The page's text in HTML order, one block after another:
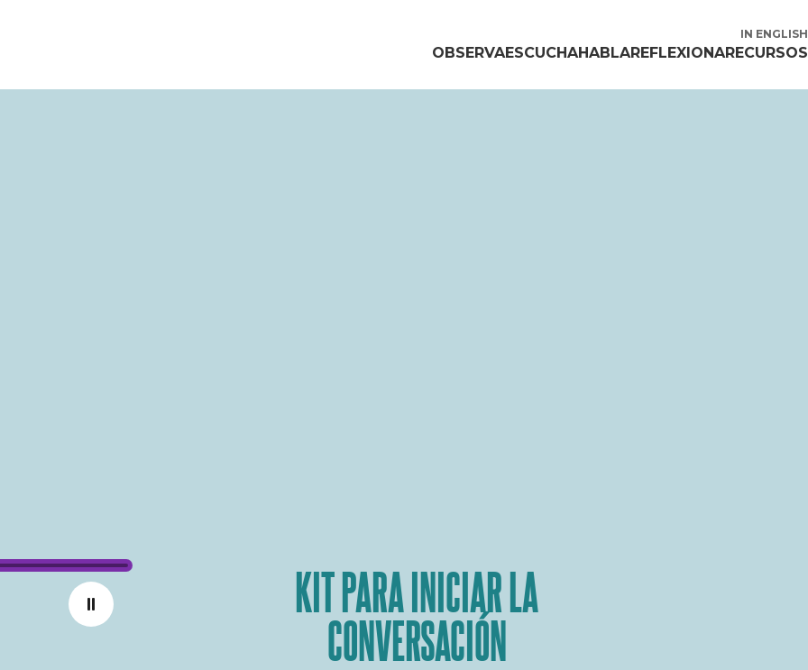
IN ENGLISH
OBSERVAESCUCHAHABLAREFLEXIONARECURSOS
KIT PARA INICIAR LA
CONVERSACIÓN
Toggle the animation
Stop the animation